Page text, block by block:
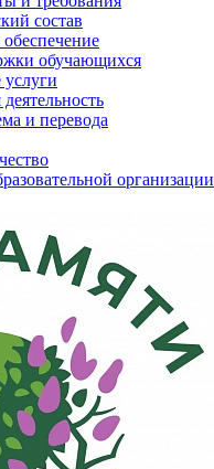
состав
обучающихся
и перевода
организации